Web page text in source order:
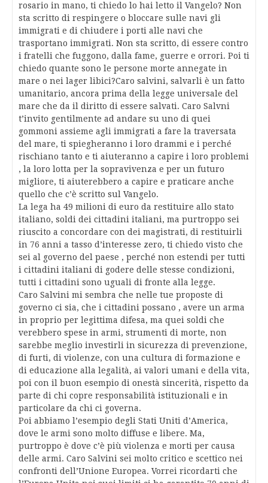
rosario in mano, ti chiedo lo hai letto il Vangelo? Non
sta scritto di respingere o bloccare sulle navi gli
immigrati e di chiudere i porti alle navi che
trasportano immigrati. Non sta scritto, di essere contro
i fratelli che fuggono, dalla fame, guerre e orrori. Poi ti
chiedo quante sono le persone morte annegate in
mare o nei lager libici?Caro salvini, salvarli è un fatto
umanitario, ancora prima della legge universale del
mare che da il diritto di essere salvati. Caro Salvni
t’invito gentilmente ad andare su uno di quei
gommoni assieme agli immigrati a fare la traversata
del mare, ti spiegheranno i loro drammi e i perché
rischiano tanto e ti aiuteranno a capire i loro problemi
, la loro lotta per la sopravivenza e per un futuro
migliore, ti aiuterebbero a capire e praticare anche
quello che c’è scritto sul Vangelo.
La lega ha 49 milioni di euro da restituire allo stato
italiano, soldi dei cittadini italiani, ma purtroppo sei
riuscito a concordare con dei magistrati, di restituirli
in 76 anni a tasso d’interesse zero, ti chiedo visto che
sei al governo del paese , perché non estendi per tutti
i cittadini italiani di godere delle stesse condizioni,
tutti i cittadini sono uguali di fronte alla legge.
Caro Salvini mi sembra che nelle tue proposte di
governo ci sia, che i cittadini possano , avere un arma
in proprio per legittima difesa, ma quei soldi che
verebbero spese in armi, strumenti di morte, non
sarebbe meglio investirli in sicurezza di prevenzione,
di furti, di violenze, con una cultura di formazione e
di educazione alla legalità, ai valori umani e della vita,
poi con il buon esempio di onestà sincerità, rispetto da
parte di chi copre responsabilità istituzionali e in
particolare da chi ci governa.
Poi abbiamo l’esempio degli Stati Uniti d’America,
dove le armi sono molto diffuse e libere. Ma,
purtroppo è dove c’è più violenza e morti per causa
delle armi. Caro Salvini sei molto critico e scettico nei
confronti dell’Unione Europea. Vorrei ricordarti che